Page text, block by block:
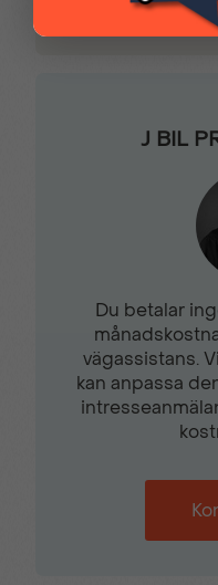
Halvautomatisk
filbytesassistans
Höjdjusterbar
J BIL
Du betalar
vägassistans.
kan anpassa